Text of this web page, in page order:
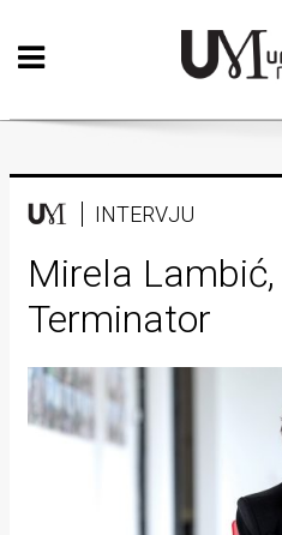
Početna
Vizualne
Teatar
Književnost
Muzika
Intervju
INTERVJU
Mirela
Terminator